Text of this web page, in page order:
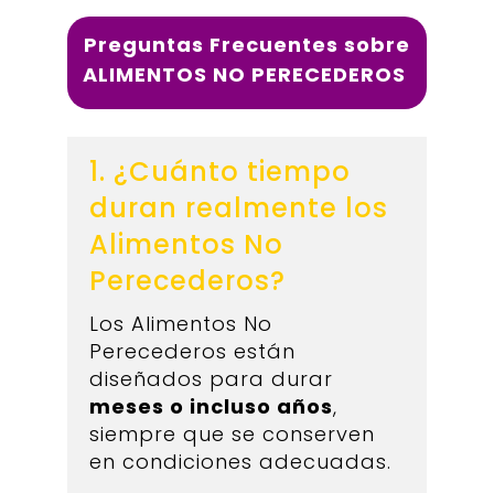
Preguntas Frecuentes sobre
ALIMENTOS NO PERECEDEROS
1. ¿Cuánto tiempo
duran realmente los
Alimentos No
Perecederos?
Los Alimentos No
Perecederos están
diseñados para durar
meses o incluso años,
siempre que se conserven
en condiciones adecuadas.